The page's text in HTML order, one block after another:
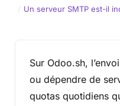
Un serveur SMTP est-il
Sur Odoo.sh,
ou dépendre de
quotas quotidiens